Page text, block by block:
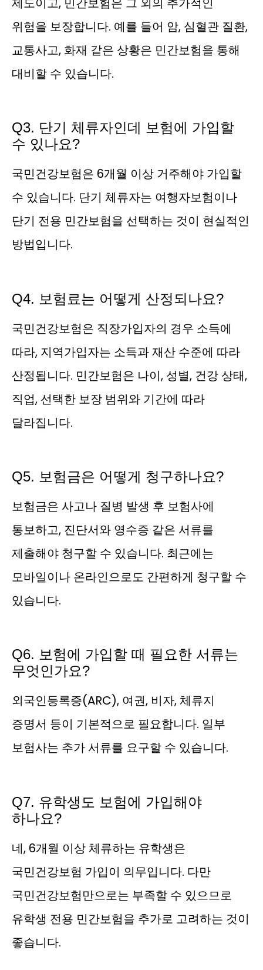
위험을 보장합니다. 예를 들어 암, 심혈관 질환,
교통사고, 화재 같은 상황은 민간보험을 통해
대비할 수 있습니다.
Q3. 단기 체류자인데 보험에 가입할
수 있나요?
국민건강보험은 6개월 이상 거주해야 가입할
수 있습니다. 단기 체류자는 여행자보험이나
단기 전용 민간보험을 선택하는 것이 현실적인
방법입니다.
Q4. 보험료는 어떻게 산정되나요?
국민건강보험은 직장가입자의 경우 소득에
따라, 지역가입자는 소득과 재산 수준에 따라
산정됩니다. 민간보험은 나이, 성별, 건강 상태,
직업, 선택한 보장 범위와 기간에 따라
달라집니다.
Q5. 보험금은 어떻게 청구하나요?
보험금은 사고나 질병 발생 후 보험사에
통보하고, 진단서와 영수증 같은 서류를
제출해야 청구할 수 있습니다. 최근에는
모바일이나 온라인으로도 간편하게 청구할 수
있습니다.
Q6. 보험에 가입할 때 필요한 서류는
무엇인가요?
외국인등록증(ARC), 여권, 비자, 체류지
증명서 등이 기본적으로 필요합니다. 일부
보험사는 추가 서류를 요구할 수 있습니다.
Q7. 유학생도 보험에 가입해야
하나요?
네, 6개월 이상 체류하는 유학생은
국민건강보험 가입이 의무입니다. 다만
국민건강보험만으로는 부족할 수 있으므로
유학생 전용 민간보험을 추가로 고려하는 것이
좋습니다.